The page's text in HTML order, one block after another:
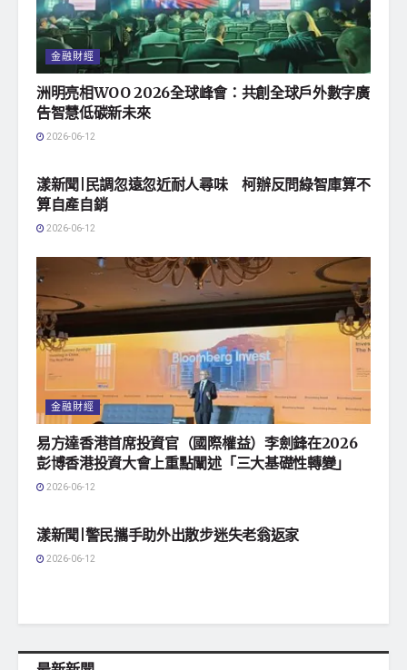
金融財經
洲明亮相WOO 2026全球峰會：共創全球戶外數字廣
告智慧低碳新未來
2026-06-12
漾新聞|民調忽遠忽近耐人尋味 柯辦反問綠智庫算不
算自產自銷
2026-06-12
金融財經
易方達香港首席投資官（國際權益）李劍鋒在2026
彭博香港投資大會上重點闡述「三大基礎性轉變」
2026-06-12
漾新聞|警民攜手助外出散步迷失老翁返家
2026-06-12